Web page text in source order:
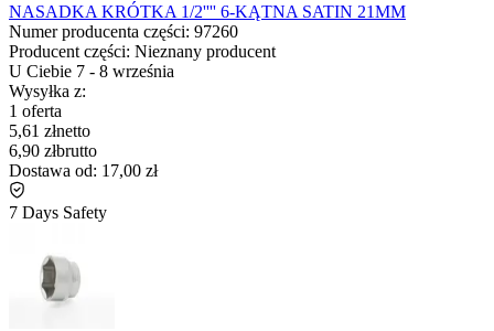
NASADKA KRÓTKA 1/2'''' 6-KĄTNA SATIN 21MM
Numer producenta części: 97260
Producent części: Nieznany producent
U Ciebie 7 - 8 września
Wysyłka z:
1 oferta
5,61 złnetto
6,90 złbrutto
Dostawa od: 17,00 zł
7 Days Safety